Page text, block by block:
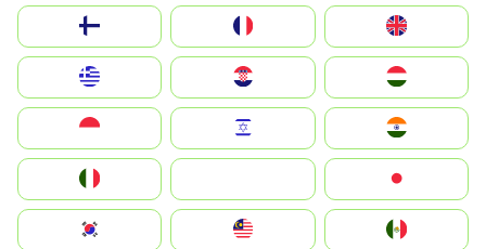
United Kingdom
Magyarország
South Korea